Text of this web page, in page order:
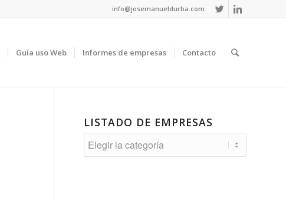
info@josemanueldurba.com
Guía uso Web Informes de empresas Contacto
LISTADO DE EMPRESAS
Listado
de